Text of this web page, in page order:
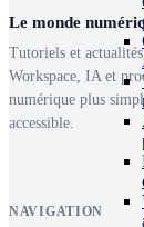
Le monde
Tutoriels et
Workspace, IA et
numérique plus
accessible.
NAVIGATION